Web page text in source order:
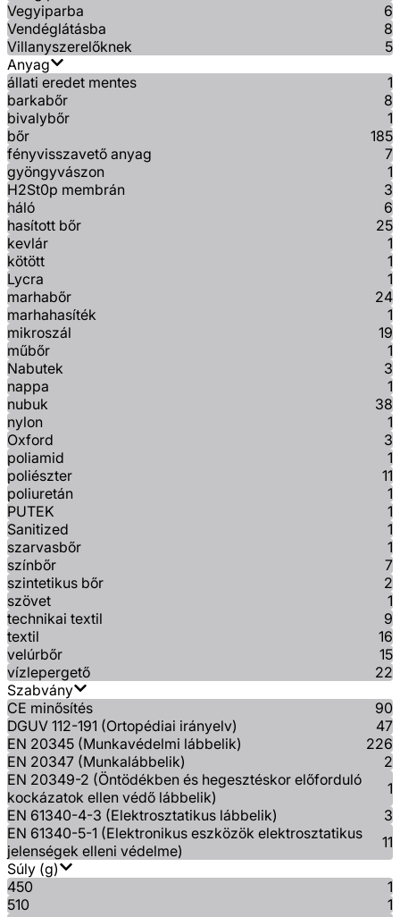
Vegyiparba
6
Vendéglátásba
8
Villanyszerelőknek
5
Anyag
állati eredet mentes
1
barkabőr
8
bivalybőr
1
bőr
185
fényvisszavető anyag
7
gyöngyvászon
1
H2St0p membrán
3
háló
6
hasított bőr
25
kevlár
1
kötött
1
Lycra
1
marhabőr
24
marhahasíték
1
mikroszál
19
műbőr
1
Nabutek
3
nappa
1
nubuk
38
nylon
1
Oxford
3
poliamid
1
poliészter
11
poliuretán
1
PUTEK
1
Sanitized
1
szarvasbőr
1
színbőr
7
szintetikus bőr
2
szövet
1
technikai textil
9
textil
16
velúrbőr
15
vízlepergető
22
Szabvány
CE minősítés
90
DGUV 112-191 (Ortopédiai irányelv)
47
EN 20345 (Munkavédelmi lábbelik)
226
EN 20347 (Munkalábbelik)
2
EN 20349-2 (Öntödékben és hegesztéskor előforduló
kockázatok ellen védő lábbelik)
1
EN 61340-4-3 (Elektrosztatikus lábbelik)
3
EN 61340-5-1 (Elektronikus eszközök elektrosztatikus
jelenségek elleni védelme)
11
Súly (g)
450
1
510
1